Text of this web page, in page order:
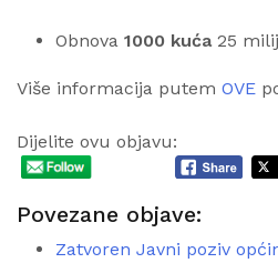
Obnova 1000 kuća 25
Više informacija putem OVE
Dijelite ovu objavu:
Povezane objave:
Zatvoren Javni poziv